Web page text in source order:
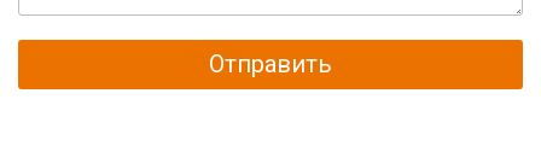
Отправить